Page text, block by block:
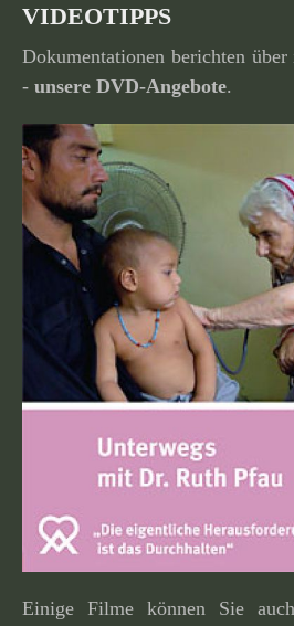
VIDEOTIPPS
Dokumentationen berichten
- unsere DVD-Angebote.
Einige Filme können Sie